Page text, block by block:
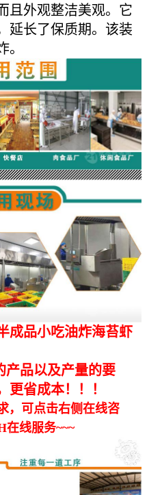
且外观整洁美观。它
延长了保质期。该装
。
成品小吃油炸海苔虾
品以及产量的要
更省成本！！！
可点击右侧在线咨
在线服务~~~